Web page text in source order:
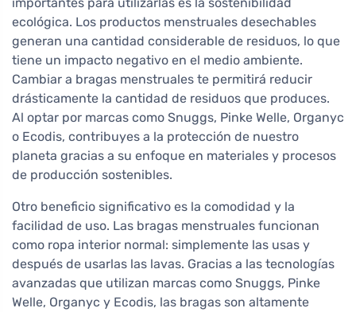
ecológica. Los productos menstruales desechables
generan una cantidad considerable de residuos, lo que
tiene un impacto negativo en el medio ambiente.
Cambiar a bragas menstruales te permitirá reducir
drásticamente la cantidad de residuos que produces.
Al optar por marcas como Snuggs, Pinke Welle, Organyc
o Ecodis, contribuyes a la protección de nuestro
planeta gracias a su enfoque en materiales y procesos
de producción sostenibles.
Otro beneficio significativo es la comodidad y la
facilidad de uso. Las bragas menstruales funcionan
como ropa interior normal: simplemente las usas y
después de usarlas las lavas. Gracias a las tecnologías
avanzadas que utilizan marcas como Snuggs, Pinke
Welle, Organyc y Ecodis, las bragas son altamente